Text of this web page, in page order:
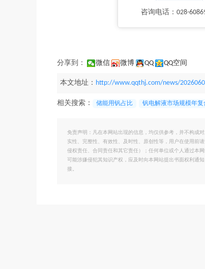
咨询电话：028-
分享到： 微信 微博 QQ QQ空间
本文地址： http://www.qqthj.com/news/
相关搜索： 储能用钒占比 钒电解液市场规模年复
免责声明：凡在本网站出现的信息，均仅供参考，并不构成
实性、完整性、有效性、及时性、原创性等，用户在使用前
侵权责任、合同责任和其它责任）；任何单位或个人通过本
可能涉嫌侵犯其知识产权，应及时向本网站提出书面权利通
接。